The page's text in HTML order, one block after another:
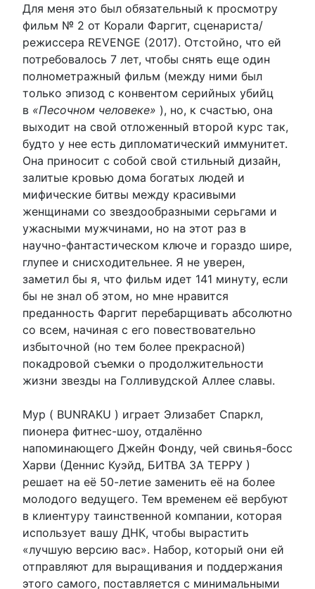
Для меня это был обязательный к просмотру
фильм № 2 от Корали Фаргит, сценариста/
режиссера REVENGE (2017). Отстойно, что ей
потребовалось 7 лет, чтобы снять еще один
полнометражный фильм (между ними был
только эпизод с конвентом серийных убийц
в «Песочном человеке» ), но, к счастью, она
выходит на свой отложенный второй курс так,
будто у нее есть дипломатический иммунитет.
Она приносит с собой свой стильный дизайн,
залитые кровью дома богатых людей и
мифические битвы между красивыми
женщинами со звездообразными серьгами и
ужасными мужчинами, но на этот раз в
научно-фантастическом ключе и гораздо шире,
глупее и снисходительнее. Я не уверен,
заметил бы я, что фильм идет 141 минуту, если
бы не знал об этом, но мне нравится
преданность Фаргит перебарщивать абсолютно
со всем, начиная с его повествовательно
избыточной (но тем более прекрасной)
покадровой съемки о продолжительности
жизни звезды на Голливудской Аллее славы.
Мур ( BUNRAKU ) играет Элизабет Спаркл,
пионера фитнес-шоу, отдалённо
напоминающего Джейн Фонду, чей свинья-босс
Харви (Деннис Куэйд, БИТВА ЗА ТЕРРУ )
решает на её 50-летие заменить её на более
молодого ведущего. Тем временем её вербуют
в клиентуру таинственной компании, которая
использует вашу ДНК, чтобы вырастить
«лучшую версию вас». Набор, который они ей
отправляют для выращивания и поддержания
этого самого, поставляется с минимальными